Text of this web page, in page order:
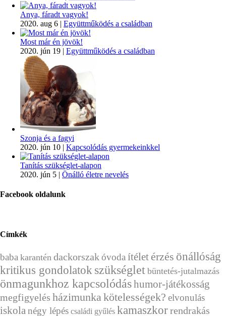
Anya, fáradt vagyok!
2020. aug 6 | Együttműködés a családban
Most már én jövök!
2020. jún 19 | Együttműködés a családban
Szonja és a fagyi
2020. jún 10 | Kapcsolódás gyermekeinkkel
Tanítás szükséglet-alapon
2020. jún 5 | Önálló életre nevelés
Facebook oldalunk
Címkék
baba karantén dackorszakóvoda ítélet érzés önállóság
kritikus gondolatok szükséglet büntetés-jutalmazás
önmagunkhoz kapcsolódáshumor-játékosság
megfigyelés házimunka kötelességek? elvonulás
iskola négy lépés családi gyűlés kamaszkorrendrakás